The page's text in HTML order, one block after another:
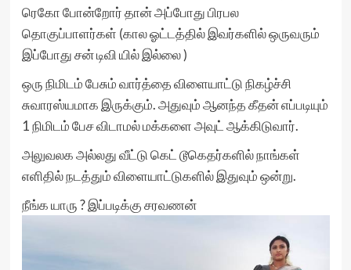
ரெகோ போன்றோர் தான் அப்போது பிரபல
தொகுப்பாளர்கள் (கால ஓட்டத்தில் இவர்களில் ஒருவரும்
இப்போது சன் டிவி யில் இல்லை )
ஒரு நிமிடம் பேசும் வார்த்தை விளையாட்டு நிகழ்ச்சி
சுவாரஸ்யமாக இருக்கும். அதுவும் ஆனந்த கீதன் எப்படியும்
1 நிமிடம் பேச விடாமல் மக்களை அவுட் ஆக்கிடுவார்.
அலுவலக அல்லது வீட்டு கெட் டூகெதர்களில் நாங்கள்
எளிதில் நடத்தும் விளையாட்டுகளில் இதுவும் ஒன்று.
நீங்க யாரு ? இப்படிக்கு சரவணன்